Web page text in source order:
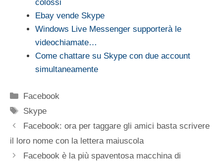
colossi
Ebay vende Skype
Windows Live Messenger supporterà le
videochiamate…
Come chattare su Skype con due account
simultaneamente
Categorie
Facebook
Tag
Skype
Facebook: ora per taggare gli amici basta scrivere
il loro nome con la lettera maiuscola
Facebook è la più spaventosa macchina di